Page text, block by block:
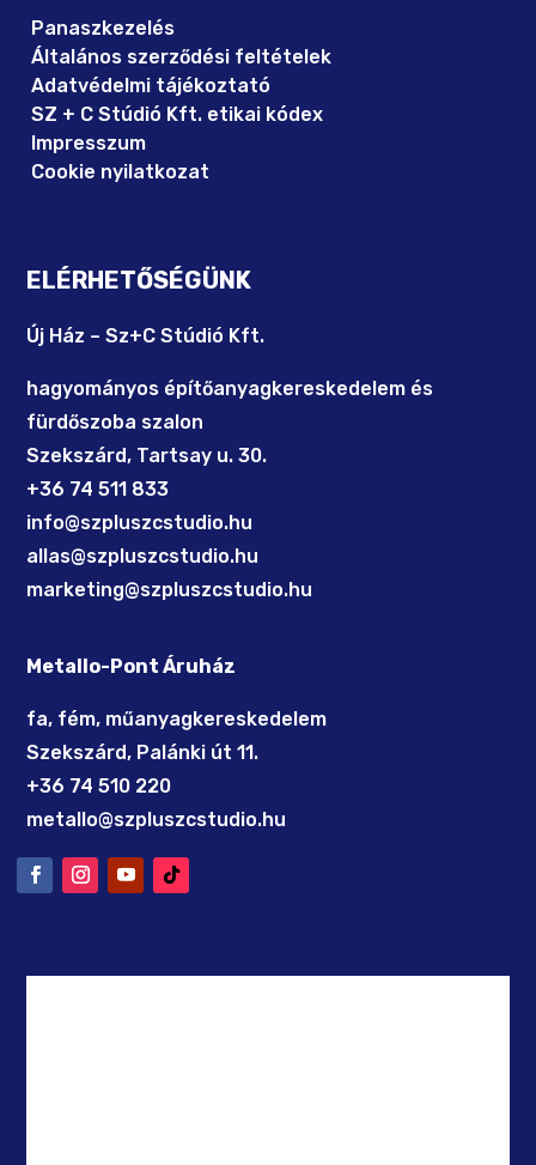
Panaszkezelés
Általános szerződési feltételek
Adatvédelmi tájékoztató
SZ + C Stúdió Kft. etikai kódex
Impresszum
Cookie nyilatkozat
ELÉRHETŐSÉGÜNK
Új Ház – Sz+C Stúdió Kft.
hagyományos építőanyagkereskedelem és
fürdőszoba szalon
Szekszárd, Tartsay u. 30.
+36 74 511 833
info@szpluszcstudio.hu
allas@szpluszcstudio.hu
marketing@szpluszcstudio.hu
Metallo-Pont Áruház
fa, fém, műanyagkereskedelem
Szekszárd, Palánki út 11.
+36 74 510 220
metallo@szpluszcstudio.hu